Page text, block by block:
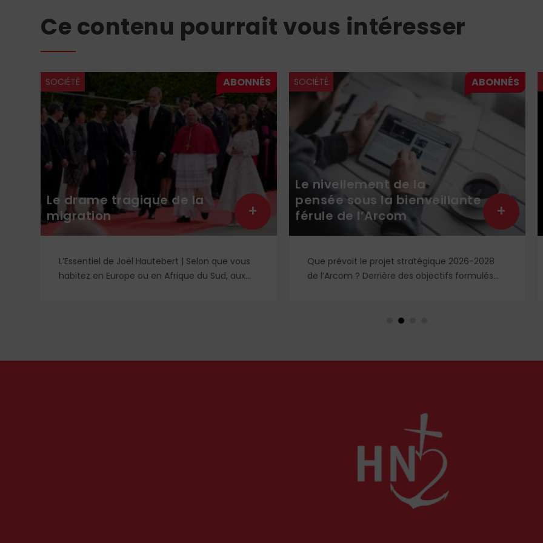
Ce contenu pourrait vous intéresser
SOCIÉTÉ
Le drame tragique de la
migration
L’Essentiel de Joël Hautebert | Selon que vous
habitez en Europe ou en Afrique du Sud, aux
rester chez eux, comme l'a rappelé Léon XIV
+
SOCIÉTÉ
Le nivellement de la
pensée sous la bienveillante
férule de l’Arcom
Que prévoit le projet stratégique 2026-2028
de l’Arcom ? Derrière des objectifs formulés
se dessine un système liberticide de
+